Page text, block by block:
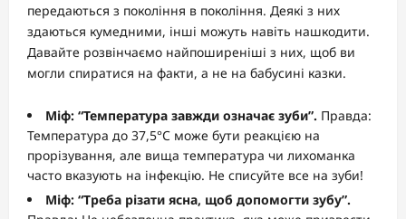
передаються з покоління в покоління. Деякі з них
здаються кумедними, інші можуть навіть нашкодити.
Давайте розвінчаємо найпоширеніші з них, щоб ви
могли спиратися на факти, а не на бабусині казки.
Міф: “Температура завжди означає зуби”. Правда:
Температура до 37,5°C може бути реакцією на
прорізування, але вища температура чи лихоманка
часто вказують на інфекцію. Не списуйте все на зуби!
Міф: “Треба різати ясна, щоб допомогти зубу”.